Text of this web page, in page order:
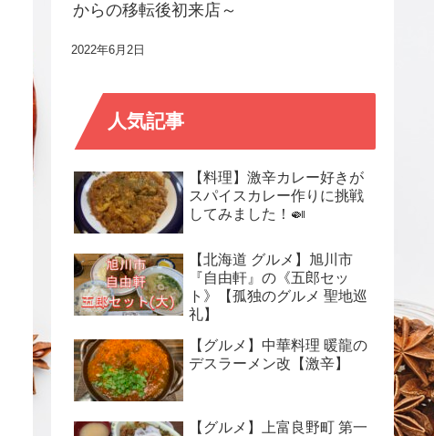
からの移転後初来店～
2022年6月2日
人気記事
【料理】激辛カレー好きが
スパイスカレー作りに挑戦
してみました！🍛
【北海道 グルメ】旭川市
『自由軒』の《五郎セッ
ト》【孤独のグルメ 聖地巡
礼】
【グルメ】中華料理 暖龍の
デスラーメン改【激辛】
【グルメ】上富良野町 第一